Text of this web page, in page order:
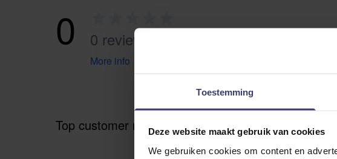
Toestemming
Deze website maakt gebruik van cookies
We gebruiken cookies om content en
0 0 reviews
More info
Top customer reviews